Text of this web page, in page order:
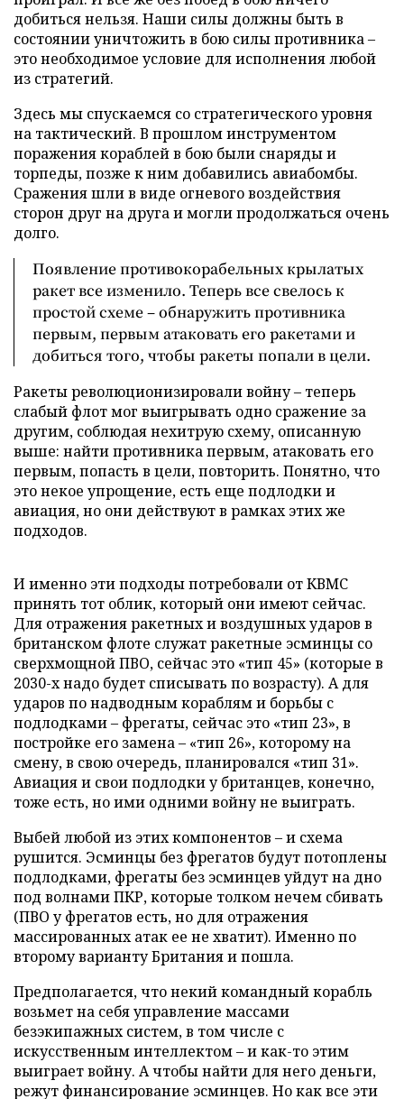
добиться нельзя. Наши силы должны быть в
состоянии уничтожить в бою силы противника –
это необходимое условие для исполнения любой
из стратегий.
Здесь мы спускаемся со стратегического уровня
на тактический. В прошлом инструментом
поражения кораблей в бою были снаряды и
торпеды, позже к ним добавились авиабомбы.
Сражения шли в виде огневого воздействия
сторон друг на друга и могли продолжаться очень
долго.
Появление противокорабельных крылатых
ракет все изменило. Теперь все свелось к
простой схеме – обнаружить противника
первым, первым атаковать его ракетами и
добиться того, чтобы ракеты попали в цели.
Ракеты революционизировали войну – теперь
слабый флот мог выигрывать одно сражение за
другим, соблюдая нехитрую схему, описанную
выше: найти противника первым, атаковать его
первым, попасть в цели, повторить. Понятно, что
это некое упрощение, есть еще подлодки и
авиация, но они действуют в рамках этих же
подходов.
И именно эти подходы потребовали от КВМС
принять тот облик, который они имеют сейчас.
Для отражения ракетных и воздушных ударов в
британском флоте служат ракетные эсминцы со
сверхмощной ПВО, сейчас это «тип 45» (которые в
2030-х надо будет списывать по возрасту). А для
ударов по надводным кораблям и борьбы с
подлодками – фрегаты, сейчас это «тип 23», в
постройке его замена – «тип 26», которому на
смену, в свою очередь, планировался «тип 31».
Авиация и свои подлодки у британцев, конечно,
тоже есть, но ими одними войну не выиграть.
Выбей любой из этих компонентов – и схема
рушится. Эсминцы без фрегатов будут потоплены
подлодками, фрегаты без эсминцев уйдут на дно
под волнами ПКР, которые толком нечем сбивать
(ПВО у фрегатов есть, но для отражения
массированных атак ее не хватит). Именно по
второму варианту Британия и пошла.
Предполагается, что некий командный корабль
возьмет на себя управление массами
безэкипажных систем, в том числе с
искусственным интеллектом – и как-то этим
выиграет войну. А чтобы найти для него деньги,
режут финансирование эсминцев. Но как все эти